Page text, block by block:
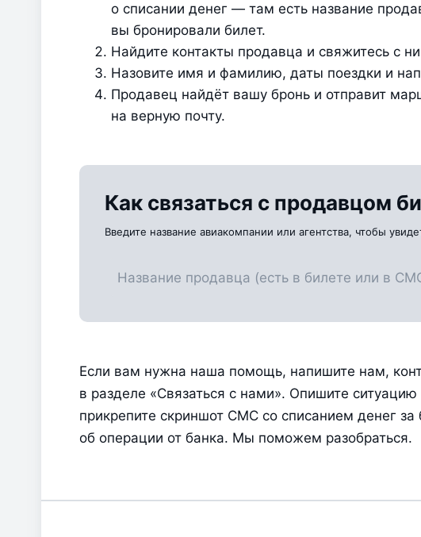
о списании денег — там есть название
вы бронировали билет.
Найдите контакты продавца и свяжитесь с
Назовите имя и фамилию, даты поездки и
Продавец найдёт вашу бронь и отправит
на верную почту.
Как связаться с продавцом
Введите название авиакомпании или агентства, чтобы
Если вам нужна наша помощь, напишите нам,
в разделе «Связаться с нами». Опишите
прикрепите скриншот СМС со списанием денег за
об операции от банка. Мы поможем разобраться.